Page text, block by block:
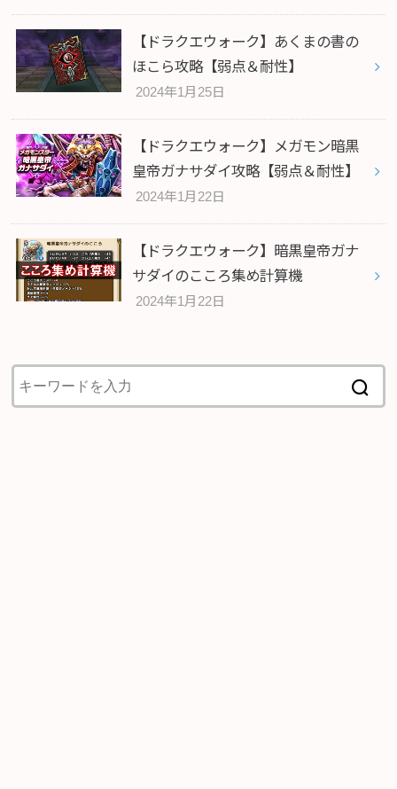
【ドラクエウォーク】あくまの書の
ほこら攻略【弱点＆耐性】
2024年1月25日
【ドラクエウォーク】メガモン暗黒
皇帝ガナサダイ攻略【弱点＆耐性】
2024年1月22日
【ドラクエウォーク】暗黒皇帝ガナ
サダイのこころ集め計算機
2024年1月22日